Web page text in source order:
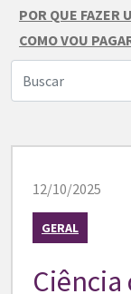
POR QUE FAZER
COMO VOU
12/10/2025
GERAL
Ciência